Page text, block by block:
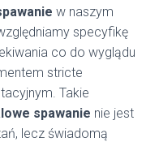
w naszym
specyfikę
co do wyglądu
stricte
Takie
spawanie nie jest
lecz świadomą